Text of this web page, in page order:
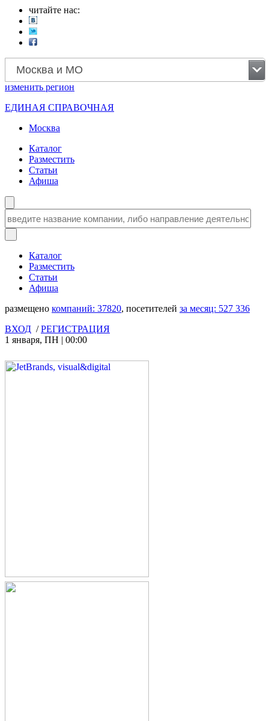
читайте нас:
Москва и МО
изменить регион
ЕДИНАЯ СПРАВОЧНАЯ
Москва
Каталог
Разместить
Статьи
Афиша
Каталог
Разместить
Статьи
Афиша
размещено компаний: 37820, посетителей за месяц: 527 336
ВХОД /РЕГИСТРАЦИЯ
1 января, ПН | 00:00